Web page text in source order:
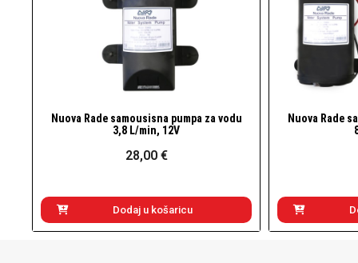
Brzi pogled
Nuova Rade samousisna pumpa za vodu
3,8 L/min, 12V
28,00 €
Dodaj u košaricu
Nuova Rade